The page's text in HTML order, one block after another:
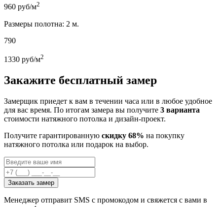
960 руб/м2
Размеры полотна: 2 м.
790
1330 руб/м2
Закажите бесплатный замер
Замерщик приедет к вам в течении часа или в любое удобное
для вас время. По итогам замера вы получите 3 варианта
стоимости натяжного потолка и дизайн-проект.
Получите гарантированную скидку 68% на покупку
натяжного потолка или подарок на выбор.
Заказать замер
Менеджер отправит SMS с промокодом и свяжется с вами в